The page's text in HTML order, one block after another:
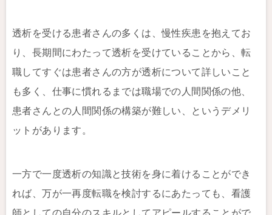
透析を受ける患者さんの多くは、慢性疾患を抱えてお
り、長期間にわたって透析を受けていることから、転
職してすぐは患者さんの方が透析について詳しいこと
も多く、仕事に慣れるまでは職場での人間関係の他、
患者さんとの人間関係の構築が難しい、というデメリ
ットがあります。
一方で一度透析の知識と技術を身に着けることができ
れば、万が一再度転職を検討するにあたっても、看護
師としての自分のスキルとしてアピールすることがで